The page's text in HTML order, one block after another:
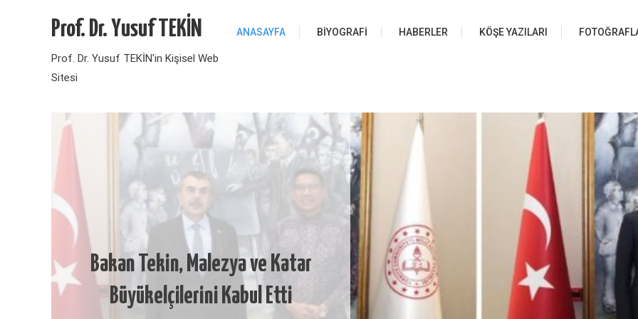
Prof. Dr. Yusuf TEKİN
Prof. Dr. Yusuf TEKİN'in Kişisel Web
Sitesi
ANASAYFA BIYOGRAFI HABERLER KÖŞE YAZILARI
Bakan Tekin, Malezya ve Katar
Büyükelçilerini Kabul Etti